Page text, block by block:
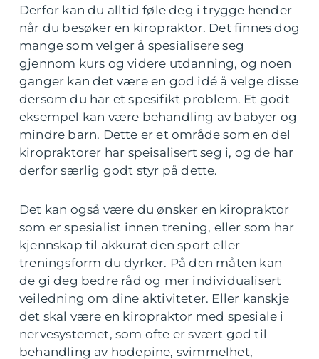
Derfor kan du alltid føle deg i trygge hender
når du besøker en kiropraktor. Det finnes dog
mange som velger å spesialisere seg
gjennom kurs og videre utdanning, og noen
ganger kan det være en god idé å velge disse
dersom du har et spesifikt problem. Et godt
eksempel kan være behandling av babyer og
mindre barn. Dette er et område som en del
kiropraktorer har speisalisert seg i, og de har
derfor særlig godt styr på dette.
Det kan også være du ønsker en kiropraktor
som er spesialist innen trening, eller som har
kjennskap til akkurat den sport eller
treningsform du dyrker. På den måten kan
de gi deg bedre råd og mer individualisert
veiledning om dine aktiviteter. Eller kanskje
det skal være en kiropraktor med spesiale i
nervesystemet, som ofte er svært god til
behandling av hodepine, svimmelhet,